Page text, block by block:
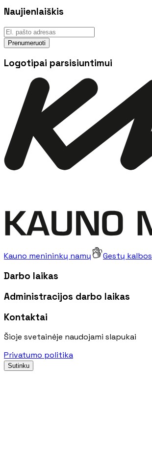
Naujienlaiškis
Prenumeruoti
Logotipai parsisiuntimui
Kauno menininkų namų Gestų kalbos
Darbo laikas
Administracijos darbo laikas
Kontaktai
Šioje svetainėje naudojami slapukai
Privatumo politika
Sutinku